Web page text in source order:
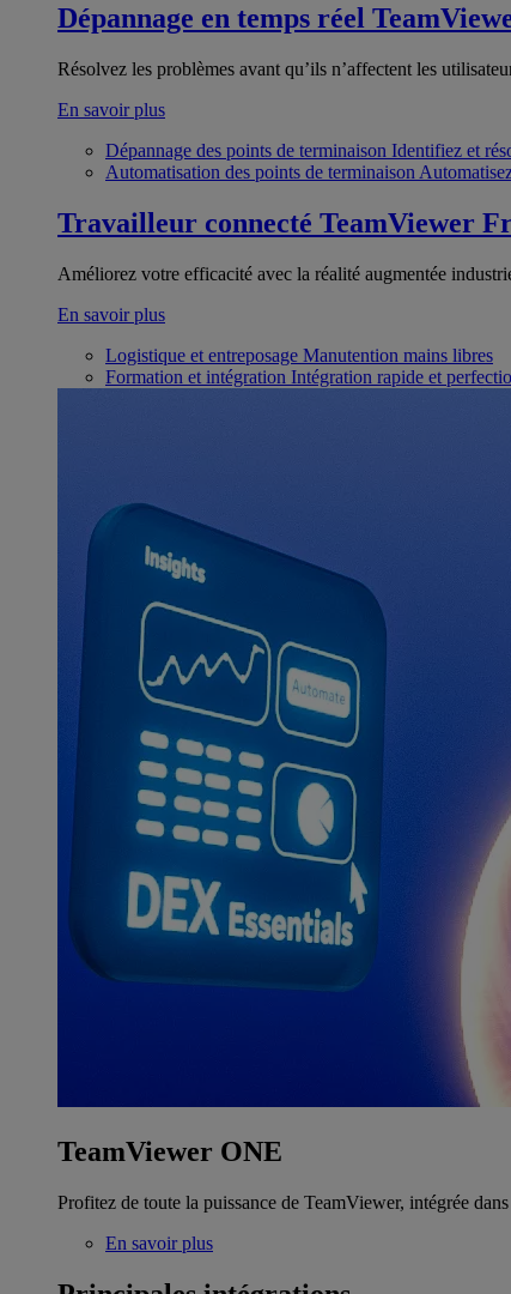
Dépannage en temps réel
Résolvez les problèmes avant qu’ils n’affectent les
En savoir plus
Dépannage des points de terminaison Identifiez et
Automatisation des points de terminaison
Travailleur connecté TeamViewer
Améliorez votre efficacité avec la réalité augmentée
En savoir plus
Logistique et entreposage Manutention mains libres
Formation et intégration Intégration rapide et
TeamViewer ONE
Profitez de toute la puissance de TeamViewer, intégrée
En savoir plus